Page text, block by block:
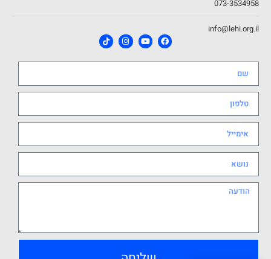
073-3534958
info@lehi.org.il